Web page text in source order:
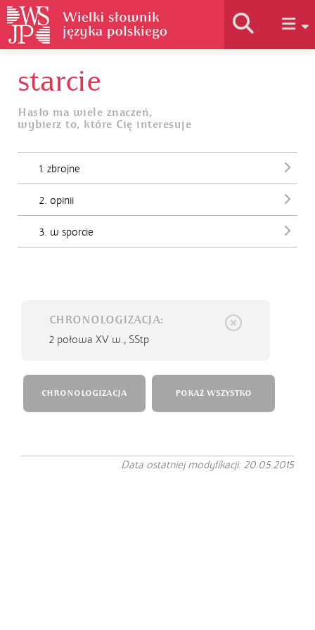
Jak korzystać
starcie
Hasło ma wiele znaczeń,
wybierz to, które Cię interesuje
1. zbrojne
2. opinii
3. w sporcie
CHRONOLOGIZACJA:
2 połowa XV w., SStp
CHRONOLOGIZACJA POKAŻ WSZYSTKO
Data ostatniej modyfikacji: 20.05.2015